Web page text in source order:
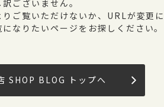
訳ございません。
ご覧いただけないか、URLが変更に
なりたいページをお探しください。
SHOP BLOG トップへ